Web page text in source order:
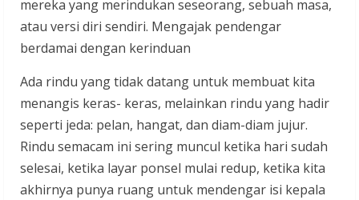
mereka yang merindukan seseorang, sebuah masa,
atau versi diri sendiri. Mengajak pendengar
berdamai dengan kerinduan
Ada rindu yang tidak datang untuk membuat kita
menangis keras- keras, melainkan rindu yang hadir
seperti jeda: pelan, hangat, dan diam-diam jujur.
Rindu semacam ini sering muncul ketika hari sudah
selesai, ketika layar ponsel mulai redup, ketika kita
akhirnya punya ruang untuk mendengar isi kepala